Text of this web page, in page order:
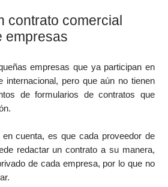
contrato comercial
empresas
empresas que ya participan en
internacional, pero que aún no tienen
de formularios de contratos que
cuenta, es que cada proveedor de
redactar un contrato a su manera,
de cada empresa, por lo que no